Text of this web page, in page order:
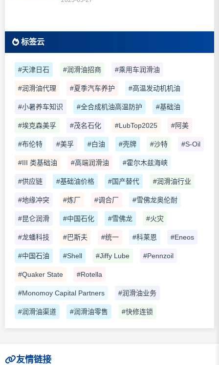
标签云
#天津日石 #润滑油招商 #乘用车润滑油
#润滑油代理 #夏季汽车养护 #高温发动机机油
#小暑养车知识 #全合成机油高温防护 #基础油
#埃克森美孚 #茂名石化 #LubTop2025 #阿美
#布伦特 #美孚 #白油 #壳牌 #沙特 #S-Oil
#III 类基础油 #高端润滑油 #霍尔木兹海峡
#供应链 #基础油价格 #国产替代 #润滑油行业
#地缘冲突 #炼厂 #调合厂 #雪佛龙奥伦耐
#昆仑润滑 #中国石化 #雪佛龙 #火灾
#龙蟠科技 #巴斯夫 #统一 #科莱恩 #Eneos
#中国石油 #Shell #Jiffy Lube #Pennzoil
#Quaker State #Rotella
#Monomoy Capital Partners #润滑油业务
#润滑油渠道 #润滑油零售 #快修连锁
友情链接